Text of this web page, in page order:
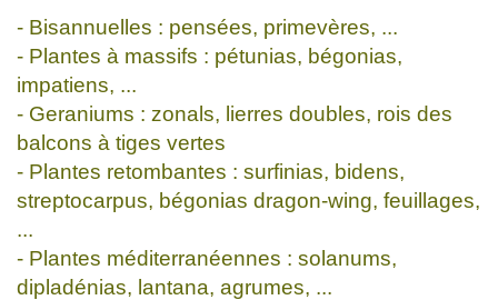
- Bisannuelles : pensées, primevères, ...
- Plantes à massifs : pétunias, bégonias,
impatiens, ...
- Geraniums : zonals, lierres doubles, rois des
balcons à tiges vertes
- Plantes retombantes : surfinias, bidens,
streptocarpus, bégonias dragon-wing, feuillages,
...
- Plantes méditerranéennes : solanums,
dipladénias, lantana, agrumes, ...